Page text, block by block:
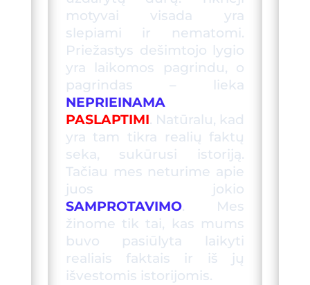
motyvai visada yra
slepiami ir nematomi.
Priežastys dešimtojo lygio
yra laikomos pagrindu, o
pagrindas – lieka
NEPRIEINAMA
PASLAPTIMI. Natūralu, kad
yra tam tikra realių faktų
seka, sukūrusi istoriją.
Tačiau mes neturime apie
juos jokio
SAMPROTAVIMO. Mes
žinome tik tai, kas mums
buvo pasiūlyta laikyti
realiais faktais ir iš jų
išvestomis istorijomis.